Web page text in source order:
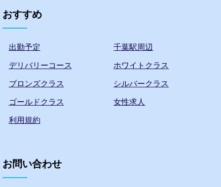
おすすめ
出勤予定
千葉駅周辺
デリバリーコース
ホワイトクラス
ブロンズクラス
シルバークラス
ゴールドクラス
女性求人
利用規約
お問い合わせ